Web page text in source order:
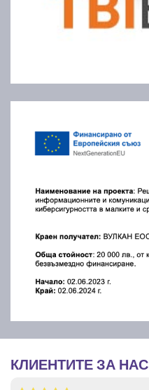
КЛИЕНТИТЕ ЗА НАС